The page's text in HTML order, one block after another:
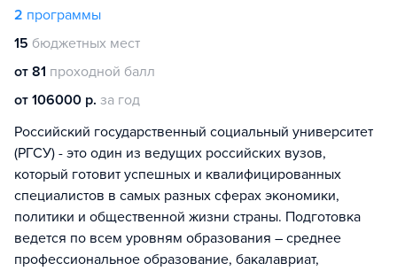
2 программы
15 бюджетных мест
от 81 проходной балл
от 106000 р. за год
Российский государственный социальный университет
(РГСУ) - это один из ведущих российских вузов,
который готовит успешных и квалифицированных
специалистов в самых разных сферах экономики,
политики и общественной жизни страны. Подготовка
ведется по всем уровням образования – среднее
профессиональное образование, бакалавриат,